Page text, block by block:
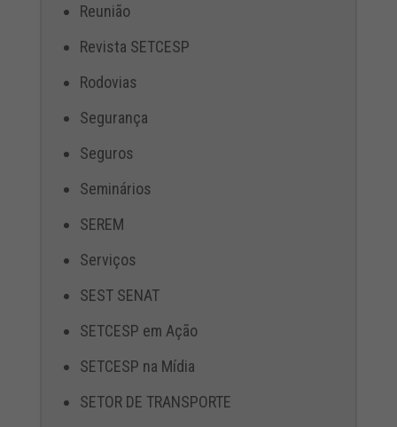
Reunião
Revista SETCESP
Rodovias
Segurança
Seguros
Seminários
SEREM
Serviços
SEST SENAT
SETCESP em Ação
SETCESP na Mídia
SETOR DE TRANSPORTE